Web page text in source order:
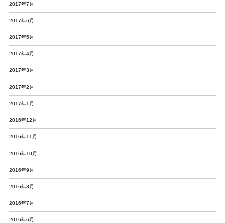
2017年7月
2017年6月
2017年5月
2017年4月
2017年3月
2017年2月
2017年1月
2016年12月
2016年11月
2016年10月
2016年9月
2016年8月
2016年7月
2016年6月